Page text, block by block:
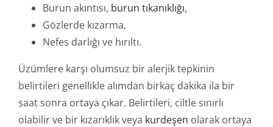
Burun akıntısı, burun tıkanıklığı,
Gözlerde kızarma,
Nefes darlığı ve hırıltı.
Üzümlere karşı olumsuz bir alerjik tepkinin
belirtileri genellikle alımdan birkaç dakika ila bir
saat sonra ortaya çıkar. Belirtileri, ciltle sınırlı
olabilir ve bir kızarıklık veya kurdeşen olarak ortaya